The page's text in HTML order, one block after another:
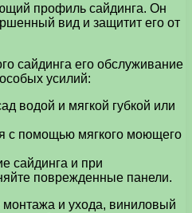
профиль сайдинга. Он
вид и защитит его от
сайдинга его обслуживание
усилий:
водой и мягкой губкой или
с помощью мягкого моющего
сайдинга и при
поврежденные панели.
монтажа и ухода, виниловый